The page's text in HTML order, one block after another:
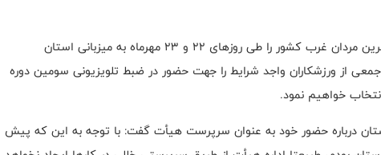
وی افزود: قرار است اولین دوره مسابقات قویترین مردان غرب کشور را طی روزهای ۲۲ و ۲۳ مهرماه به میزبانی استان
جمعی از ورزشکاران واجد شرایط را جهت حضور در ضبط تلویزیونی سومین دوره
خواهیم نمود.
درباره حضور خود به عنوان سرپرست هیأت گفت: با توجه به این که پیش